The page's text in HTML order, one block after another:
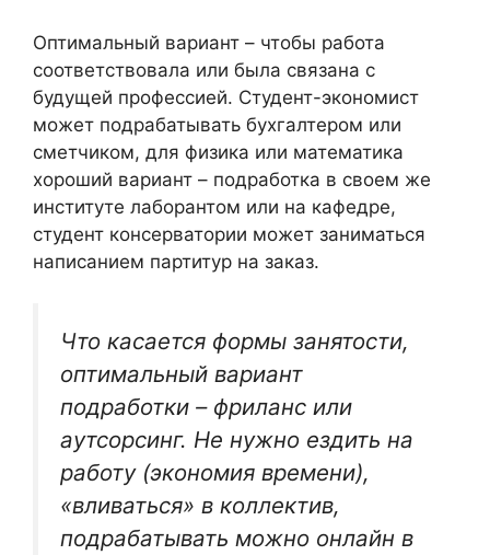
Оптимальный вариант – чтобы работа
соответствовала или была связана с
будущей профессией. Студент-экономист
может подрабатывать бухгалтером или
сметчиком, для физика или математика
хороший вариант – подработка в своем же
институте лаборантом или на кафедре,
студент консерватории может заниматься
написанием партитур на заказ.
Что касается формы занятости,
оптимальный вариант
подработки – фриланс или
аутсорсинг. Не нужно ездить на
работу (экономия времени),
«вливаться» в коллектив,
подрабатывать можно онлайн в